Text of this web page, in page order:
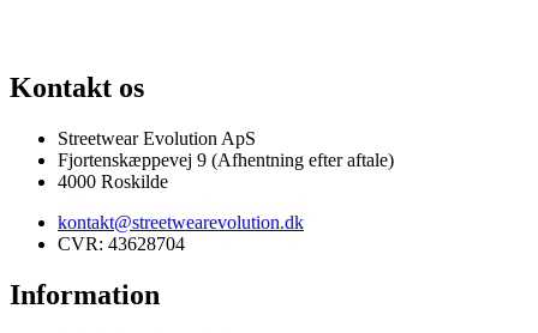
Kontakt os
Streetwear Evolution ApS
Fjortenskæppevej 9 (Afhentning efter aftale)
4000 Roskilde
kontakt@streetwearevolution.dk
CVR: 43628704
Information